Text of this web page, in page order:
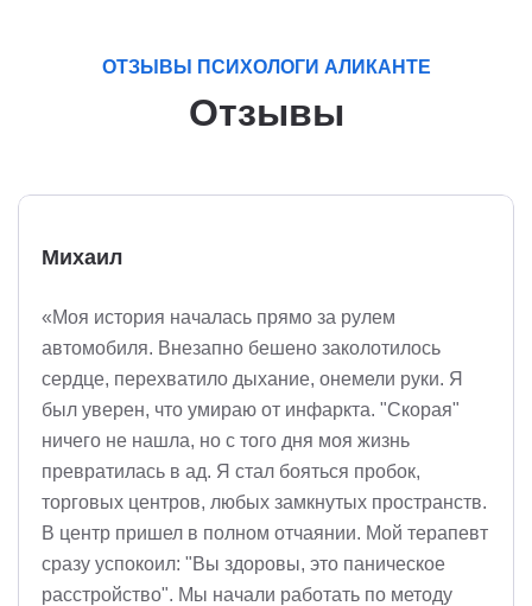
ОТЗЫВЫ ПСИХОЛОГИ АЛИКАНТЕ
Отзывы
Михаил
«Моя история началась прямо за рулем
автомобиля. Внезапно бешено заколотилось
сердце, перехватило дыхание, онемели руки. Я
был уверен, что умираю от инфаркта. "Скорая"
ничего не нашла, но с того дня моя жизнь
превратилась в ад. Я стал бояться пробок,
торговых центров, любых замкнутых пространств.
В центр пришел в полном отчаянии. Мой терапевт
сразу успокоил: "Вы здоровы, это паническое
расстройство". Мы начали работать по методу